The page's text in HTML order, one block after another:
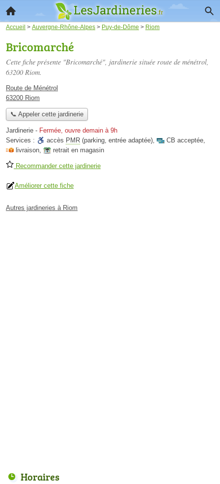
Accueil > Auvergne-Rhône-Alpes > Puy-de-Dôme > Riom
Bricomarché
Cette fiche présente "Bricomarché", jardinerie située route de ménétrol,
63200 Riom.
Route de Ménétrol
63200 Riom
📞 Appeler cette jardinerie
Jardinerie - Fermée, ouvre demain à 9h
Services :
accès PMR (parking, entrée adaptée), CB acceptée,
livraison, retrait en magasin
Recommander cette jardinerie
Améliorer cette fiche
Autres jardineries à Riom
Horaires